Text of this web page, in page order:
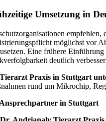
Umsetzung in
empfehlen,
möglichst vor
Eine frühere
deutlich
Praxis in Stuttgart
rund um Mikrochip,
in Stuttgart